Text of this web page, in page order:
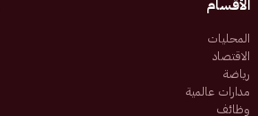
الأقسام
المحليات
الاقتصاد
رياضة
مدارات عالمية
وظائف